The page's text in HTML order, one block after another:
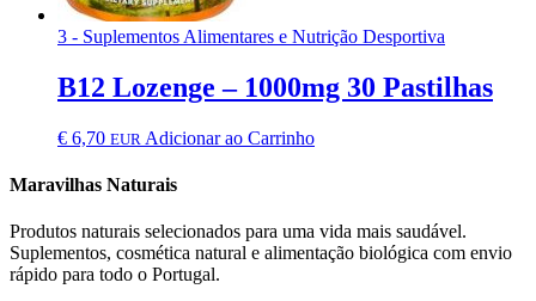
3 - Suplementos Alimentares e Nutrição Desportiva
B12 Lozenge – 1000mg 30 Pastilhas
€ 6,70 EUR Adicionar ao Carrinho
Maravilhas Naturais
Produtos naturais selecionados para uma vida mais saudável.
Suplementos, cosmética natural e alimentação biológica com envio
rápido para todo o Portugal.